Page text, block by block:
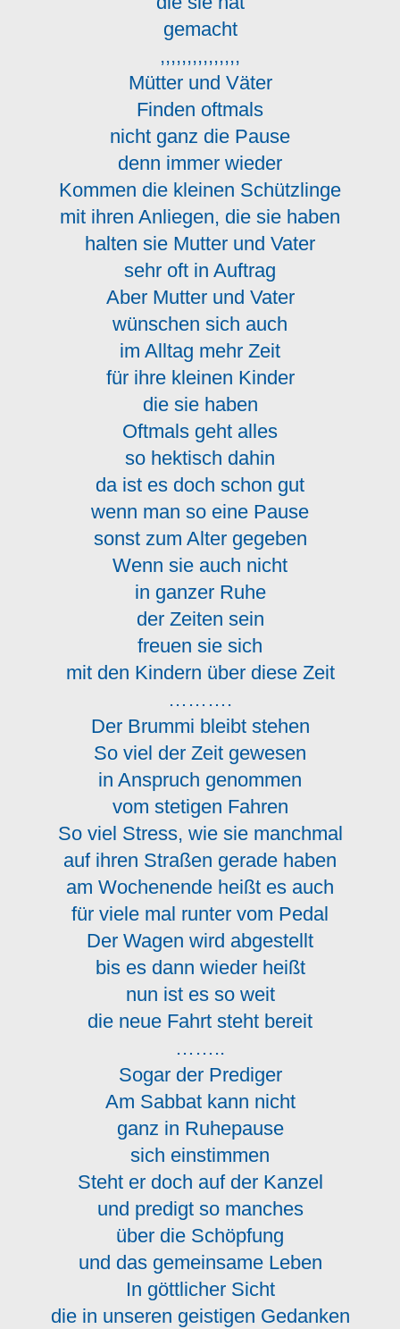
gemacht
,,,,,,,,,,,,,,,
Mütter und Väter
Finden oftmals
nicht ganz die Pause
denn immer wieder
Kommen die kleinen Schützlinge
mit ihren Anliegen, die sie haben
halten sie Mutter und Vater
sehr oft in Auftrag
Aber Mutter und Vater
wünschen sich auch
im Alltag mehr Zeit
für ihre kleinen Kinder
die sie haben
Oftmals geht alles
so hektisch dahin
da ist es doch schon gut
wenn man so eine Pause
sonst zum Alter gegeben
Wenn sie auch nicht
in ganzer Ruhe
der Zeiten sein
freuen sie sich
mit den Kindern über diese Zeit
……….
Der Brummi bleibt stehen
So viel der Zeit gewesen
in Anspruch genommen
vom stetigen Fahren
So viel Stress, wie sie manchmal
auf ihren Straßen gerade haben
am Wochenende heißt es auch
für viele mal runter vom Pedal
Der Wagen wird abgestellt
bis es dann wieder heißt
nun ist es so weit
die neue Fahrt steht bereit
……..
Sogar der Prediger
Am Sabbat kann nicht
ganz in Ruhepause
sich einstimmen
Steht er doch auf der Kanzel
und predigt so manches
über die Schöpfung
und das gemeinsame Leben
In göttlicher Sicht
die in unseren geistigen Gedanken